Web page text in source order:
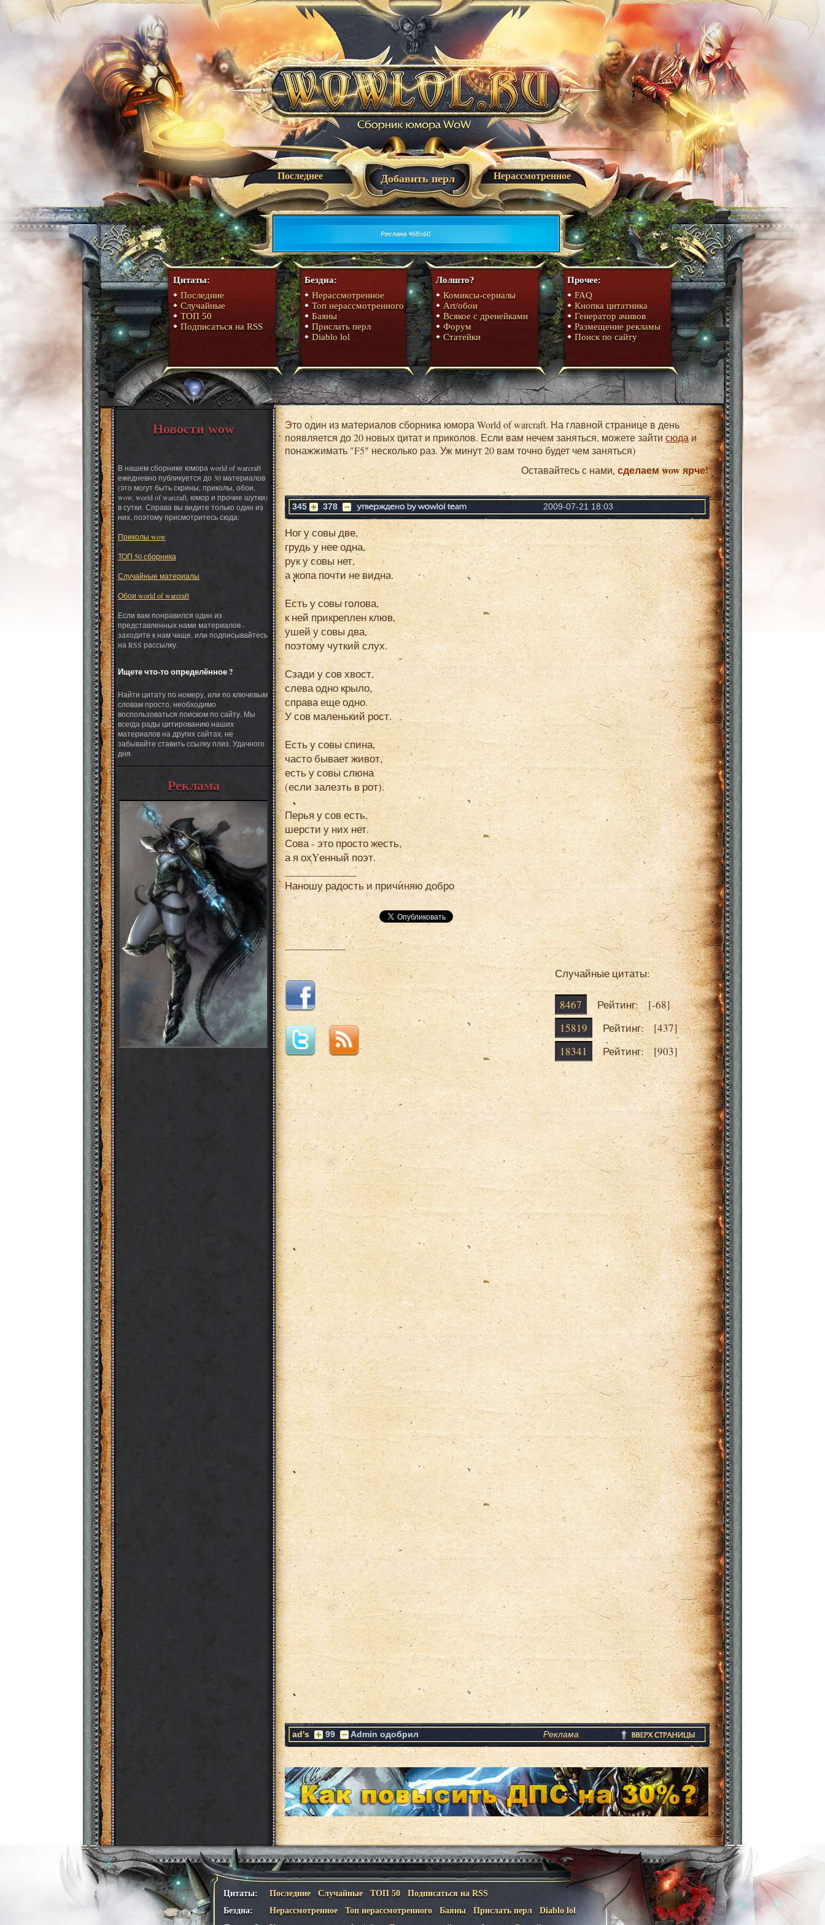
Последнее Нерассмотренное
Добавить перл
Цитаты:
Последние
Случайные
ТОП 50
Подписаться на RSS
Бездна:
Нерассмотренное
Топ нерассмотренного
Баяны
Прислать перл
Diablo lol
Лолшто?
Комиксы-сериалы
Art/обои
Всякое с дренейками
Форум
Статейки
Прочее:
FAQ
Кнопка цитатника
Генератор ачивов
Размещение рекламы
Поиск по сайту
Новости wow
В нашем сборнике юмора world of warcraft
ежедневно публикуется до 30 материалов
(это могут быть скрины, приколы, обои,
wow, world of warcraft, юмор и прочие шутки)
в сутки. Справа вы видите только один из
них, поэтому присмотритесь сюда:
Приколы wow
ТОП 50 сборника
Случайные материалы
Обои world of warcraft
Если вам понравился один из
представленных нами материалов -
заходите к нам чаще, или подписывайтесь
на RSS рассылку.
Ищете что-то определённое ?
Найти цитату по номеру, или по ключевым
словам просто, необходимо
воспользоваться поиском по сайту. Мы
всегда рады цитированию наших
материалов на других сайтах, не
забывайте ставить ссылку плиз. Удачного
дня.
Реклама
Это один из материалов сборника юмора World of warcraft. На главной странице в день
появляется до 20 новых цитат и приколов. Если вам нечем заняться, можете зайтисюдаи
понажжимать "F5" несколько раз. Уж минут 20 вам точно будет чем заняться)
Оставайтесь с нами, сделаем wow ярче!
345 378 2009-07-21 18:03
Ног у совы две,
грудь у нее одна,
рук у совы нет,
а жопа почти не видна.
Есть у совы голова,
к ней прикреплен клюв,
ушей у совы два,
поэтому чуткий слух.
Сзади у сов хвост,
слева одно крыло,
справа еще одно.
У сов маленький рост.
Есть у совы спина,
часто бывает живот,
есть у совы слюна
(если залезть в рот).
Перья у сов есть,
шерсти у них нет.
Сова - это просто жесть,
а я охYенный поэт.
_____________
Наношу радость и причиняю добро
___________
Случайные цитаты:
8467 Рейтинг: [-68]
15819
Рейтинг: [437]
18341
Рейтинг: [903]
ad's 99 Admin одобрил Реклама
Цитаты: Последние Случайные ТОП 50
Подписаться на RSS
Бездна:
Нерассмотренное Топ нерассмотренного Баяны Прислать перл
Diablo lol